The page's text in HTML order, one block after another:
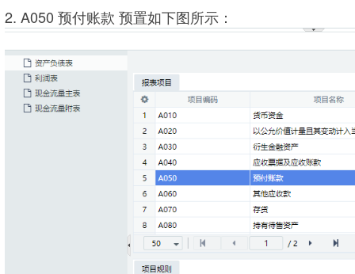
2. A050 预付账款 预置如下图所示：